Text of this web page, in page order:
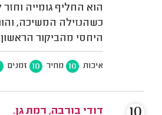
הוא החליף גומייה וחזר
כשהנזילה המשיכה,
היחסי מהביקור
איכות 10 מחיר 10 זמנים
דודי בורבה, רמת גן.